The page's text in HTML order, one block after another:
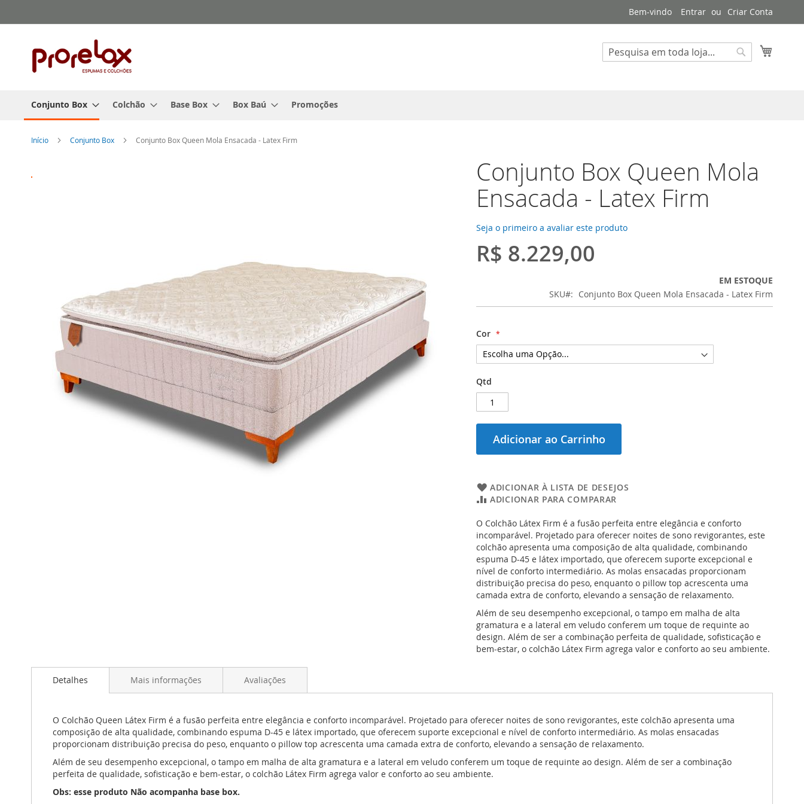
para
conteúdo
Bem-vindo Entrar Criar Conta
Pesquisa
Conjunto Box Colchão Base Box Box Baú Promoções
Início Conjunto Box Conjunto Box Queen Mola Ensacada - Latex Firm
para
imagens
Conjunto Box Queen Mola
Ensacada - Latex Firm
Seja o primeiro a avaliar este produto
R$ 8.229,00
EM ESTOQUE
SKU
Conjunto Box Queen Mola Ensacada - Latex Firm
Cor
Qtd
Adicionar ao Carrinho
ADICIONAR À LISTA DE DESEJOS
ADICIONAR PARA COMPARAR
O Colchão Látex Firm é a fusão perfeita entre elegância e conforto
incomparável. Projetado para oferecer noites de sono revigorantes, este
colchão apresenta uma composição de alta qualidade, combinando
espuma D-45 e látex importado, que oferecem suporte excepcional e
nível de conforto intermediário. As molas ensacadas proporcionam
distribuição precisa do peso, enquanto o pillow top acrescenta uma
camada extra de conforto, elevando a sensação de relaxamento.
Além de seu desempenho excepcional, o tampo em malha de alta
gramatura e a lateral em veludo conferem um toque de requinte ao
design. Além de ser a combinação perfeita de qualidade, sofisticação e
bem-estar, o colchão Látex Firm agrega valor e conforto ao seu ambiente.
Detalhes
O Colchão Queen Látex Firm é a fusão perfeita entre elegância e conforto incomparável. Projetado para oferecer noites de sono revigorantes, este colchão apresenta uma
composição de alta qualidade, combinando espuma D-45 e látex importado, que oferecem suporte excepcional e nível de conforto intermediário. As molas ensacadas
proporcionam distribuição precisa do peso, enquanto o pillow top acrescenta uma camada extra de conforto, elevando a sensação de relaxamento.
Além de seu desempenho excepcional, o tampo em malha de alta gramatura e a lateral em veludo conferem um toque de requinte ao design. Além de ser a combinação
perfeita de qualidade, sofisticação e bem-estar, o colchão Látex Firm agrega valor e conforto ao seu ambiente.
Obs: esse produto Não acompanha base box.
Mais informações Avaliações